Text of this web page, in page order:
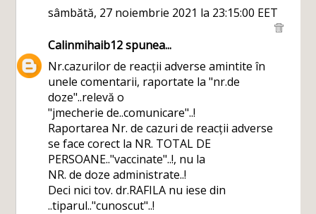
sâmbătă, 27 noiembrie 2021 la 23:15:00 EET
Calinmihaib12spunea...
Nr.cazurilor de reacții adverse amintite în
unele comentarii, raportate la "nr.de
doze"..relevă o
"jmecherie de..comunicare"..!
Raportarea Nr. de cazuri de reacții adverse
se face corect la NR. TOTAL DE
PERSOANE.."vaccinate"..!, nu la
NR. de doze administrate..!
Deci nici tov. dr.RAFILA nu iese din
..tiparul.."cunoscut"..!